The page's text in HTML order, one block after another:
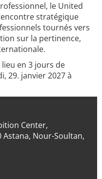
le United
stratégique
tournés vers
sur la pertinence,
en 3 jours de
29. janvier 2027 à
Center,
Astana, Nour-Soultan,